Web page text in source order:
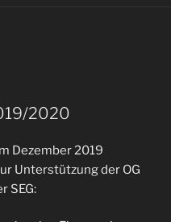
2020
Dezember 2019
Unterstützung der OG
SEG: